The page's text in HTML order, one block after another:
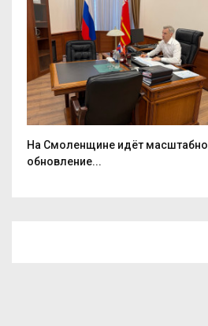
На Смоленщине идёт
обновление...